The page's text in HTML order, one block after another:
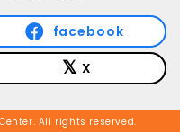
facebook
X
All rights reserved.